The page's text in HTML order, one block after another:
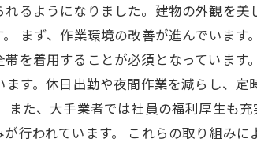
るようになりました。建物の外観を
まず、作業環境の改善が進んでいま
を着用することが必須となっていま
す。休日出勤や夜間作業を減らし、
た、大手業者では社員の福利厚生も
行われています。 これらの取り組み